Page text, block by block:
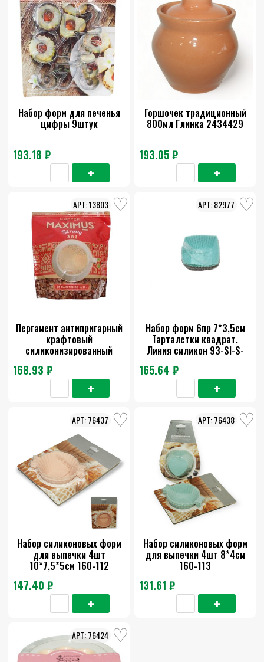
Набор форм для печенья
цифры 9штук
193.18 ₽
Горшочек традиционный
800мл Глинка 2434429
193.05 ₽
Пергамент антипригарный
крафтовый
силиконизированный
узкий 5м*30см Чистюля
168.93 ₽
13803
Набор форм 6пр 7*3,5см
Тарталетки квадрат.
Линия силикон 93-SI-S-
17.5
165.64 ₽
82977
Набор силиконовых форм
для выпечки 4шт
10*7,5*5см 160-112
147.40 ₽
76437
Набор силиконовых форм
для выпечки 4шт 8*4см
160-113
131.61 ₽
76438
76424